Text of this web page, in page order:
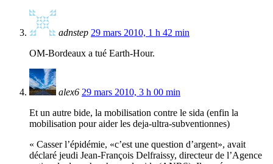
adnstep 29 mars 2010, 1 h 42 min
OM-Bordeaux a tué Earth-Hour.
alex6 29 mars 2010, 3 h 00 min
Et un autre bide, la mobilisation contre le sida (enfin la
mobilisation pour aider les deja-ultra-subventionnes)
« Casser l’épidémie, «c’est une question d’argent», avait
déclaré jeudi Jean-François Delfraissy, directeur de l’Agence